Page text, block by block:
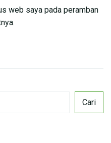
web saya pada peramban
Cari